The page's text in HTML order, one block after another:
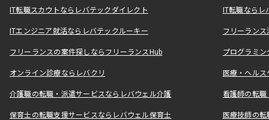
IT転職スカウトならレバテックダイレクト IT転職なら
ITエンジニア就活ならレバテックルーキー フリーラン
フリーランスの案件探しならフリーランスHub プログラミ
オンライン診療ならレバクリ 医療・ヘル
介護職の転職・派遣サービスならレバウェル介護 看護師の転
保育士の転職支援サービスならレバウェル保育士 医療技師の